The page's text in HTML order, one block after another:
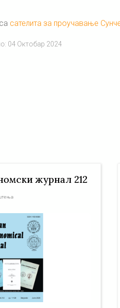
сателита за проучавање
04 Октобар 2024
журнал 212